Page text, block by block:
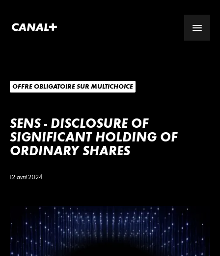
OFFRE OBLIGATOIRE SUR MULTICHOICE
SENS - DISCLOSURE OF
SIGNIFICANT HOLDING OF
ORDINARY SHARES
12 avril 2024